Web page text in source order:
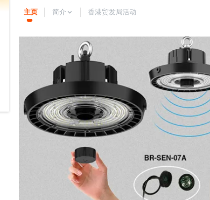
主页 简介 香港贸发局活动